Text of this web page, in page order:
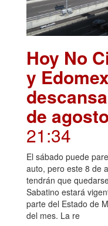
Hoy No
y
de
21:34
El sábado puede
auto, pero este 8 de
tendrán que
Sabatino estará
parte del Estado de
del mes. La re